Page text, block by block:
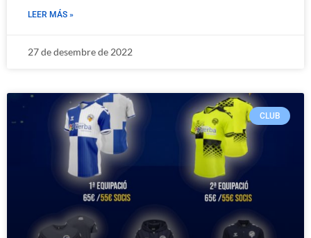
LEER MÁS »
27 de desembre de 2022
CLUB